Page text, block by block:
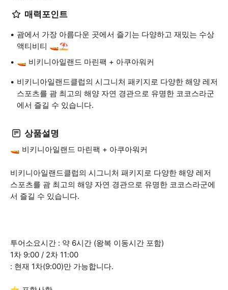
매력포인트
괌에서 가장 아름다운 곳에서 즐기는 다양하고 재밌는 수상
액티비티 🚤⛱️
🚤 비키니아일랜드 마린팩 + 아쿠아워커
비키니아일랜드클럽의 시그니처 패키지로 다양한 해양 레저
스포츠를 괌 최고의 해양 자연 경관으로 유명한 코코스라군
에서 즐길 수 있습니다.
상품설명
🚤 비키니아일랜드 마린팩 + 아쿠아워커
비키니아일랜드클럽의 시그니처 패키지로 다양한 해양 레저
스포츠를 괌 최고의 해양 자연 경관으로 유명한 코코스라군에
서 즐길 수 있습니다.
투어소요시간 : 약 6시간 (왕복 이동시간 포함)
1차 9:00 / 2차 11:00
: 현재 1차(9:00)만 가능합니다.